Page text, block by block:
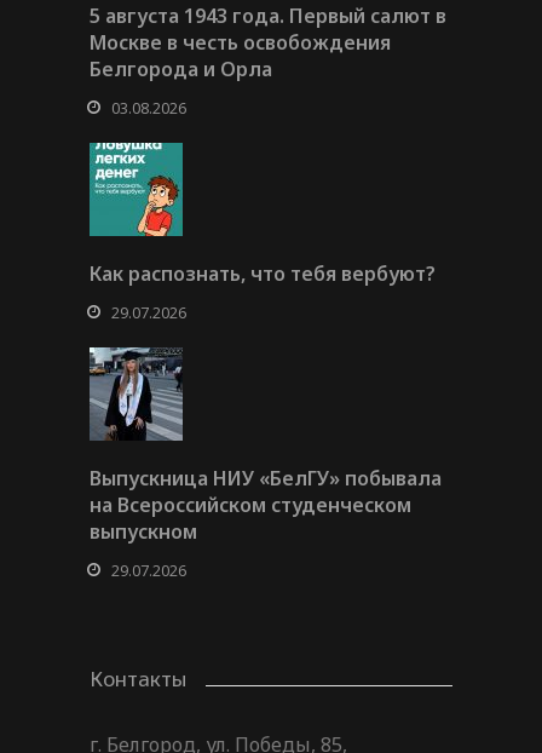
5 августа 1943 года. Первый салют в
Москве в честь освобождения
Белгорода и Орла
03.08.2026
Как распознать, что тебя вербуют?
29.07.2026
Выпускница НИУ «БелГУ» побывала
на Всероссийском студенческом
выпускном
29.07.2026
Контакты
г. Белгород, ул. Победы, 85,